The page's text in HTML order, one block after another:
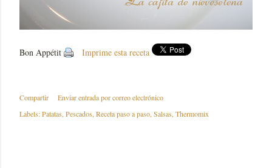
Bon Appétit Imprime esta receta
Compartir
Enviar entrada por correo electrónico
Labels:Patatas Pescados Receta paso a paso Salsas Thermomix